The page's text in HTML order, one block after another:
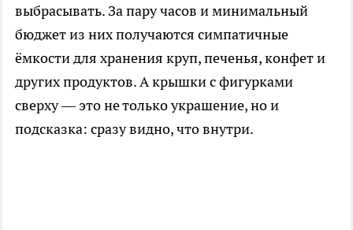
выбрасывать. За пару часов и минимальный
бюджет из них получаются симпатичные
ёмкости для хранения круп, печенья, конфет и
других продуктов. А крышки с фигурками
сверху — это не только украшение, но и
подсказка: сразу видно, что внутри.